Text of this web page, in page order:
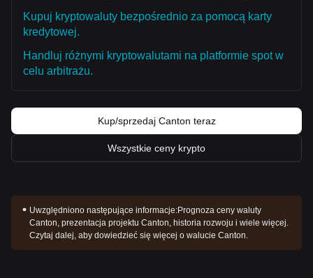
Kupuj kryptowaluty bezpośrednio za pomocą karty
kredytowej.
Handluj różnymi kryptowalutami na platformie spot w
celu arbitrażu.
Kup/sprzedaj Canton teraz
Wszystkie ceny krypto
Uwzględniono następujące informacje:Prognoza ceny waluty
Canton, prezentacja projektu Canton, historia rozwoju i wiele więcej.
Czytaj dalej, aby dowiedzieć się więcej o walucie Canton.